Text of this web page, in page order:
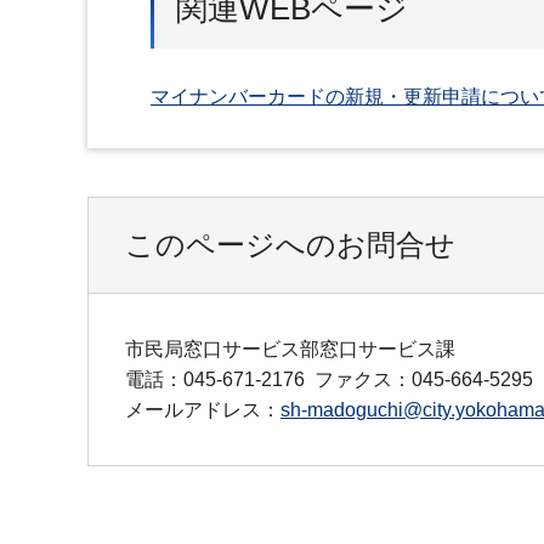
関連WEBページ
マイナンバーカードの新規・更新申請につい
このページへのお問合せ
市民局窓口サービス部窓口サービス課
電話：045-671-2176 ファクス：045-664-5295
メールアドレス： sh-